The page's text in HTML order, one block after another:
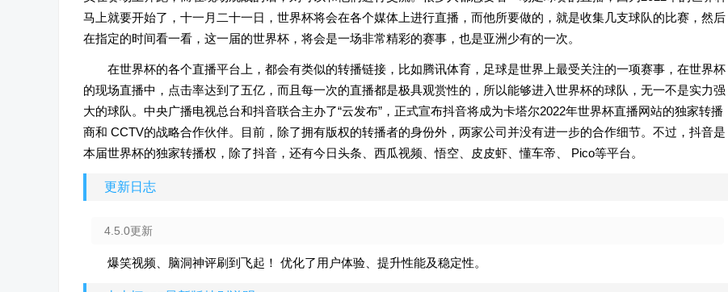
马上就要开始了，十一月二十一日，世界杯将会在各个媒体上进行直播，而他所要做的，就是收集几支球队的比赛，然后
在指定的时间看一看，这一届的世界杯，将会是一场非常精彩的赛事，也是亚洲少有的一次。
在世界杯的各个直播平台上，都会有类似的转播链接，比如腾讯体育，足球是世界上最受关注的一项赛事，在世界杯
的现场直播中，点击率达到了五亿，而且每一次的直播都是极具观赏性的，所以能够进入世界杯的球队，无一不是实力强
大的球队。中央广播电视总台和抖音联合主办了“云发布”，正式宣布抖音将成为卡塔尔2022年世界杯直播网站的独家转播
商和 CCTV的战略合作伙伴。目前，除了拥有版权的转播者的身份外，两家公司并没有进一步的合作细节。不过，抖音是
本届世界杯的独家转播权，除了抖音，还有今日头条、西瓜视频、悟空、皮皮虾、懂车帝、 Pico等平台。
更新日志
4.5.0更新
爆笑视频、脑洞神评刷到飞起！ 优化了用户体验、提升性能及稳定性。